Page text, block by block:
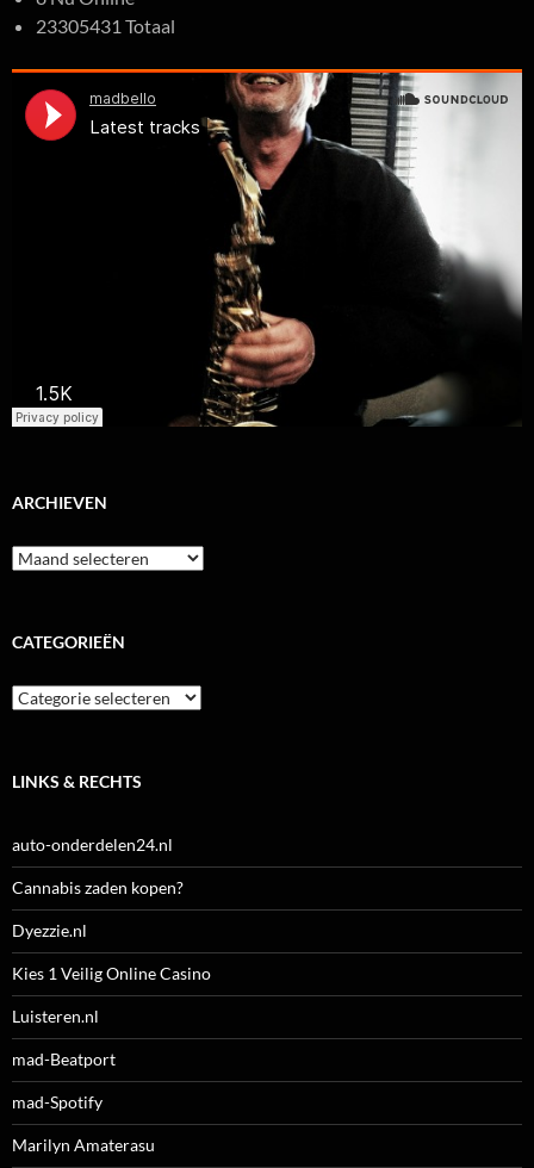
23305431 Totaal
ARCHIEVEN
Archieven
CATEGORIEËN
Categorieën
LINKS & RECHTS
auto-onderdelen24.nl
Cannabis zaden kopen?
Dyezzie.nl
Kies 1 Veilig Online Casino
Luisteren.nl
mad-Beatport
mad-Spotify
Marilyn Amaterasu